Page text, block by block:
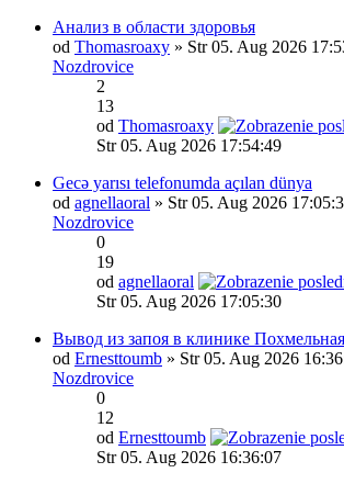
Анализ в области здоровья
od Thomasroaxy » Str 05. Aug 2026
Nozdrovice
2
13
od Thomasroaxy
Str 05. Aug 2026 17:54:49
Gecə yarısı telefonumda açılan dünya
od agnellaoral » Str 05. Aug 2026
Nozdrovice
0
19
od agnellaoral
Str 05. Aug 2026 17:05:30
Вывод из запоя в клинике
od Ernesttoumb » Str 05. Aug 2026
Nozdrovice
0
12
od Ernesttoumb
Str 05. Aug 2026 16:36:07